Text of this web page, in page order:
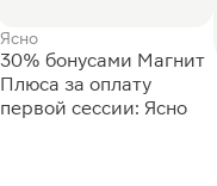
Ясно
30% бонусами Магнит
Плюса за оплату
первой сессии: Ясно